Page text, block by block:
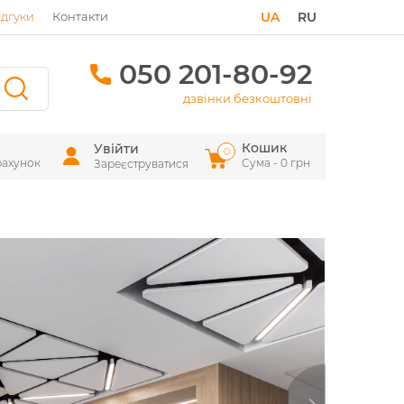
Контакти RU
UA
050 201-80-92
дзвінки безкоштовні
Увійти
Зареєструватися
Кошик
Сума - 0 грн
0